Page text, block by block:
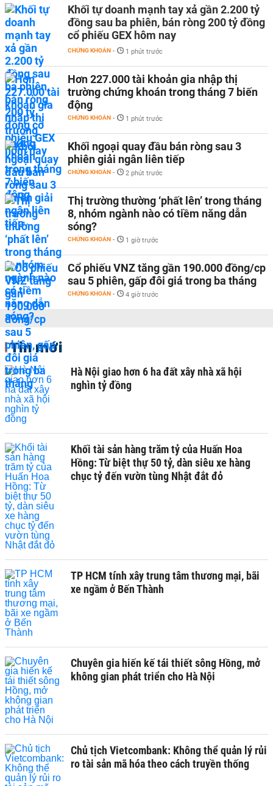
Khối tự doanh mạnh tay xả gần 2.200 tỷ
đồng sau ba phiên, bán ròng 200 tỷ đồng
cổ phiếu GEX hôm nay
CHỨNG KHOÁN - 1 phút trước
Hơn 227.000 tài khoản gia nhập thị
trường chứng khoán trong tháng 7 biến
động
CHỨNG KHOÁN - 1 phút trước
Khối ngoại quay đầu bán ròng sau 3
phiên giải ngân liên tiếp
CHỨNG KHOÁN - 2 phút trước
Thị trường thường ‘phất lên’ trong tháng
8, nhóm ngành nào có tiềm năng dẫn
sóng?
CHỨNG KHOÁN - 1 giờ trước
Cổ phiếu VNZ tăng gần 190.000 đồng/cp
sau 5 phiên, gấp đôi giá trong ba tháng
CHỨNG KHOÁN - 4 giờ trước
Tin mới
Hà Nội giao hơn 6 ha đất xây nhà xã hội
nghìn tỷ đồng
Khối tài sản hàng trăm tỷ của Huấn Hoa
Hồng: Từ biệt thự 50 tỷ, dàn siêu xe hàng
chục tỷ đến vườn tùng Nhật đắt đỏ
TP HCM tính xây trung tâm thương mại, bãi
xe ngầm ở Bến Thành
Chuyên gia hiến kế tái thiết sông Hồng, mở
không gian phát triển cho Hà Nội
Chủ tịch Vietcombank: Không thể quản lý rủi
ro tài sản mã hóa theo cách truyền thống